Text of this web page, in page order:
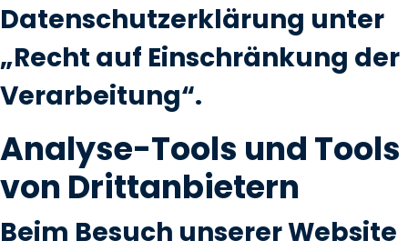
Datenschutzerklärung unter
„Recht auf Einschränkung der
Verarbeitung“.
Analyse-Tools und Tools
von Drittanbietern
Beim Besuch unserer Website